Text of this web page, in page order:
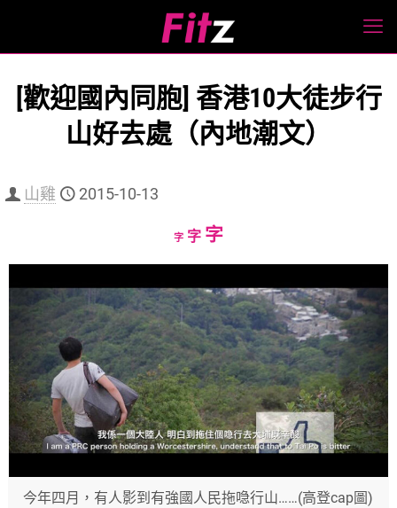
[歡迎國內同胞] 香港10大徒步行
山好去處（內地潮文）
山雞 2015-10-13
字Decrease
字Reset
字Increase
今年四月，有人影到有強國人民拖喼行山……(高登cap圖)